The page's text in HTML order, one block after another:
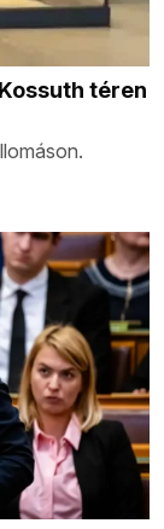
téren